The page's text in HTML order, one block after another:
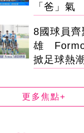
「爸」氣
8國球員齊
雄
掀足球熱潮
更多焦點+